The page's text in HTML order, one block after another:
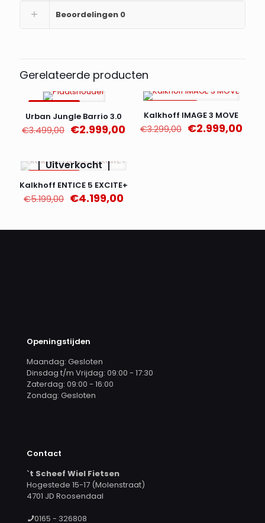
Beoordelingen 0
Gerelateerde producten
Urban Jungle Barrio 3.0
€3.499,00 Oorspronkelijke
€3.499,00.
€2.999,00Huidige
Kalkhoff IMAGE 3 MOVE
€3.299,00 €2.999,00
Uitverkocht
Kalkhoff ENTICE 5 EXCITE+
€5.199,00 Oorspronkelijke
€5.199,00.
€4.199,00Huidige
€4.199,00.
Openingstijden
Maandag: Gesloten
Dinsdag t/m Vrijdag: 09:00 - 17:30
Zaterdag: 09:00 - 16:00
Zondag: Gesloten
Contact
`t Scheef Wiel Fietsen
Hogestede 15-17 (Molenstraat)
4701 JD Roosendaal
0165 - 326808